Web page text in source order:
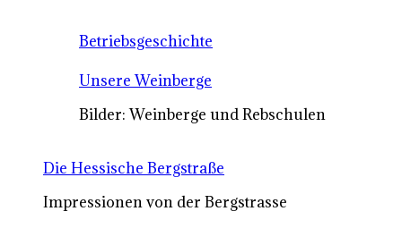
Betriebsgeschichte
Unsere Weinberge
Bilder: Weinberge und Rebschulen
Die Hessische Bergstraße
Impressionen von der Bergstrasse